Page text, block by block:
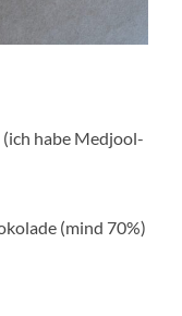
habe Medjool-
(mind 70%)